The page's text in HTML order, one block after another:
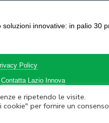
e ripetendo le visite.
per fornire un consenso
innovative: in palio 30
Policy
Contatta Lazio Innova
– Tel. 06.60.51.60 – P.IVA